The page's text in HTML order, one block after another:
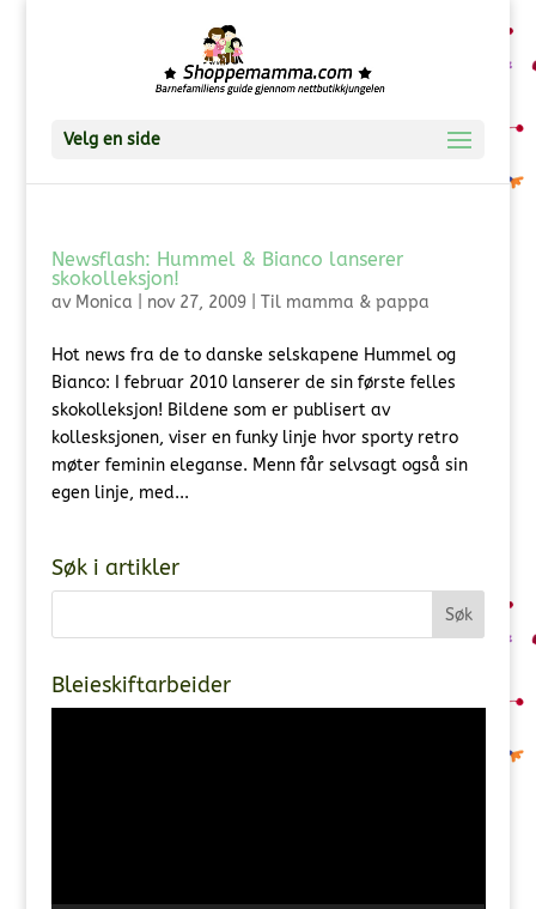
Velg en side
Newsflash: Hummel & Bianco lanserer
skokolleksjon!
av Monica nov 27, 2009| Til mamma & pappa
Hot news fra de to danske selskapene Hummel og
Bianco: I februar 2010 lanserer de sin første felles
skokolleksjon! Bildene som er publisert av
kollesksjonen, viser en funky linje hvor sporty retro
møter feminin eleganse. Menn får selvsagt også sin
egen linje, med...
Søk i artikler
Bleieskiftarbeider